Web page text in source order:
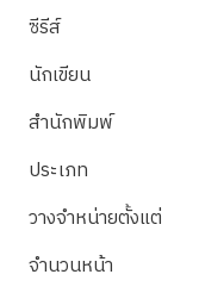
ซีรีส์
นักเขียน
สำนักพิมพ์
ประเภท
วางจำหน่ายตั้งแต่
จำนวนหน้า